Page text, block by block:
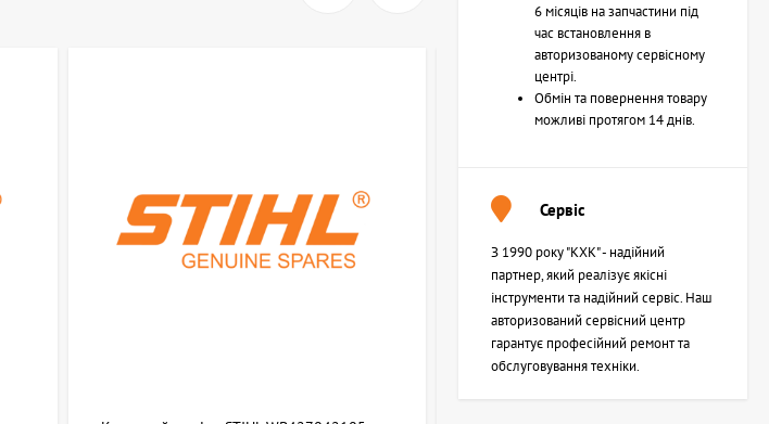
6 місяців на запчастини під
час встановлення в
авторизованому сервісному
центрі.
Обмін та повернення товару
можливі протягом 14 днів.
Сервіс
З 1990 року "КХК" - надійний
партнер, який реалізує якісні
інструменти та надійний сервіс. Наш
авторизований сервісний центр
гарантує професійний ремонт та
обслуговування техніки.